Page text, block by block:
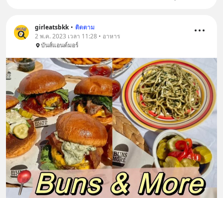
girleatsbkk • ติดตาม
2 พ.ค. 2023 เวลา 11:28 • อาหาร
บันส์แอนด์มอร์